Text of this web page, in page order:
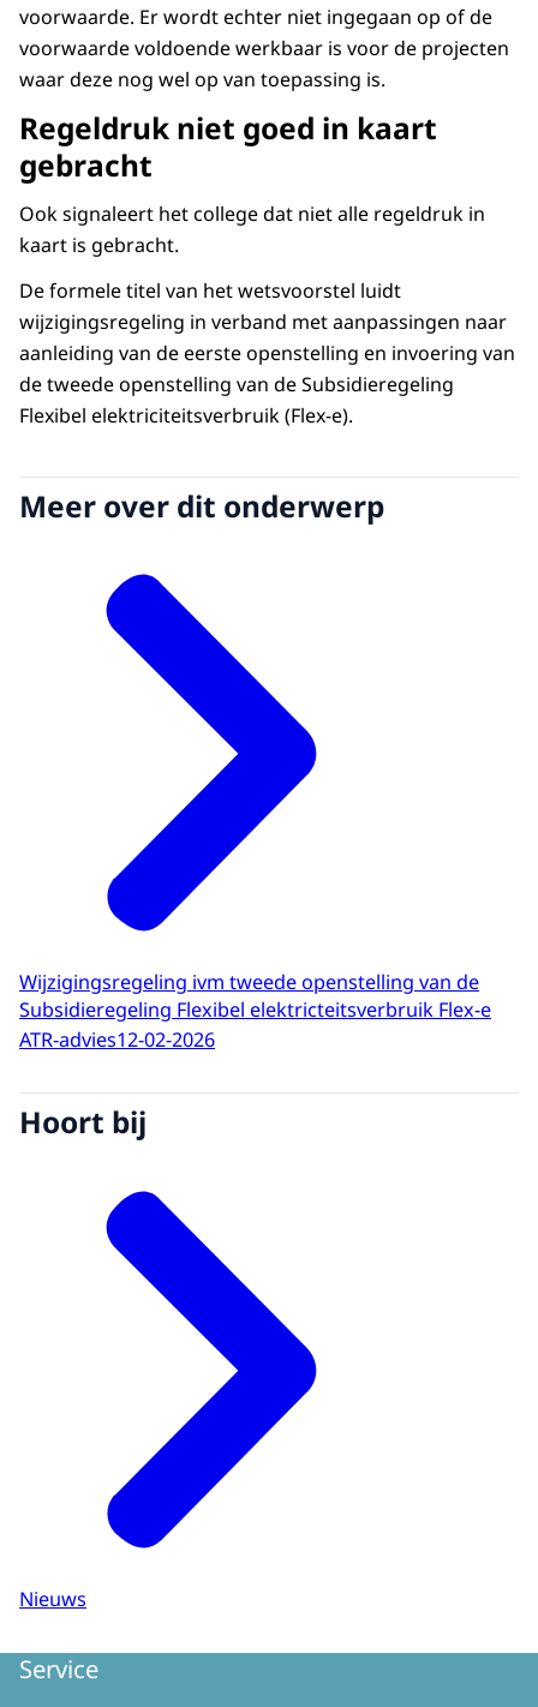
voorwaarde. Er wordt echter niet ingegaan op of de
voorwaarde voldoende werkbaar is voor de projecten
waar deze nog wel op van toepassing is.
Regeldruk niet goed in kaart
gebracht
Ook signaleert het college dat niet alle regeldruk in
kaart is gebracht.
De formele titel van het wetsvoorstel luidt
wijzigingsregeling in verband met aanpassingen naar
aanleiding van de eerste openstelling en invoering van
de tweede openstelling van de Subsidieregeling
Flexibel elektriciteitsverbruik (Flex-e).
Meer over dit onderwerp
Wijzigingsregeling ivm tweede openstelling van de
Subsidieregeling Flexibel elektricteitsverbruik Flex-e
ATR-advies12-02-2026
Hoort bij
Nieuws
Service